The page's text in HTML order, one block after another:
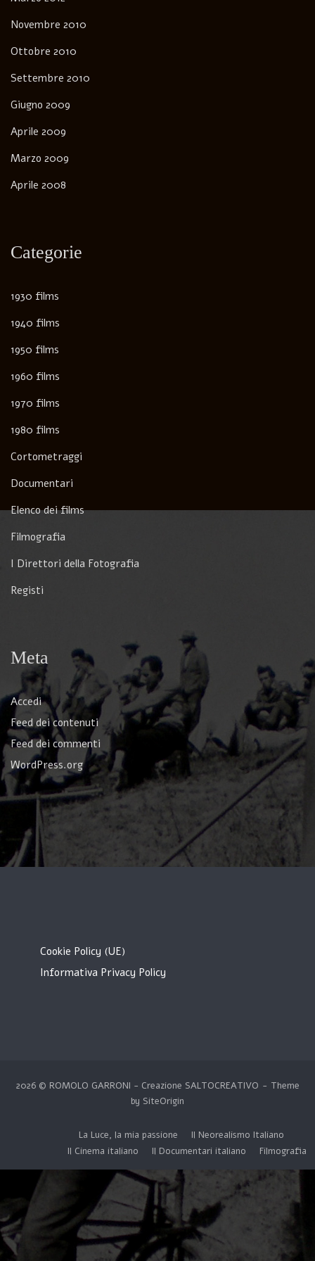
Novembre 2010
Ottobre 2010
Settembre 2010
Giugno 2009
Aprile 2009
Marzo 2009
Aprile 2008
Categorie
1930 films
1940 films
1950 films
1960 films
1970 films
1980 films
Cortometraggi
Documentari
Elenco dei films
Filmografia
I Direttori della Fotografia
Registi
Meta
Accedi
Feed dei contenuti
Feed dei commenti
WordPress.org
Cookie Policy (UE)
Informativa Privacy Policy
2026 © ROMOLO GARRONI - Creazione SALTOCREATIVO
Theme
by SiteOrigin
La Luce, la mia passione
Il Neorealismo Italiano
Il Cinema italiano
Il Documentari italiano Filmografia